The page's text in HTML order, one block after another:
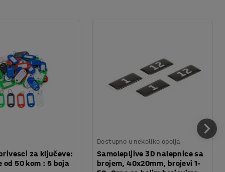
za ključeve:
od 50 kom : 5 boja
Dostupno u nekoliko opcija
Samolepljive 3D nalepnice sa
brojem, 40x20mm, brojevi 1-